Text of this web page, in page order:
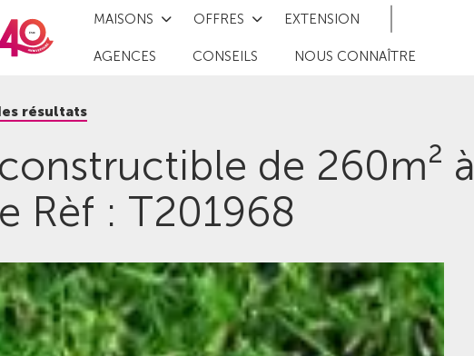
MAISONS OFFRES EXTENSION
AGENCES CONSEILS NOUS CONNAÎTRE
résultats
de 260m² à
Rèf : T201968